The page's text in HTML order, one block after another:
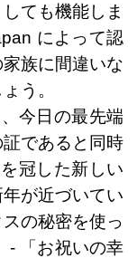
ても機能しま
によって認
族に間違いな
う。
今日の最先端
であると同時
冠した新しい
が近づいてい
の秘密を使っ
- 「お祝いの幸